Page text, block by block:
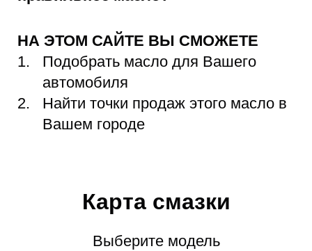
НА ЭТОМ САЙТЕ ВЫ СМОЖЕТЕ
Подобрать масло для Вашего
автомобиля
Найти точки продаж этого масло в
Вашем городе
Карта смазки
Выберите модель